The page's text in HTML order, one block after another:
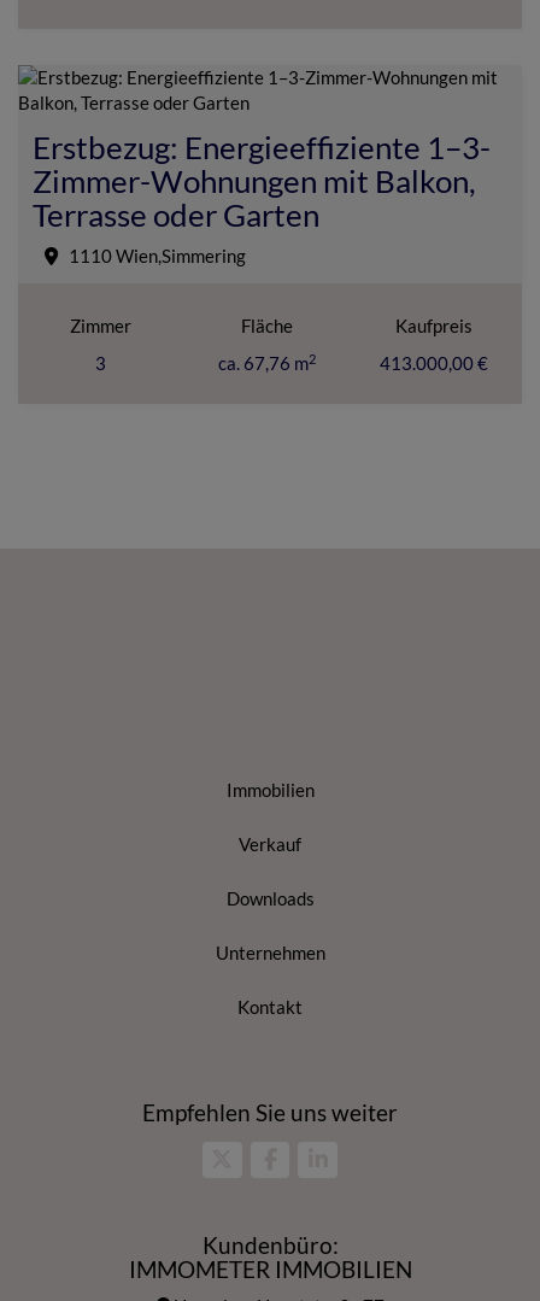
Erstbezug: Energieeffiziente 1–3-
Zimmer-Wohnungen mit Balkon,
Terrasse oder Garten
1110 Wien,Simmering
Zimmer
3
Fläche
ca. 67,76 m2
Kaufpreis
413.000,00 €
Immobilien
Verkauf
Downloads
Unternehmen
Kontakt
Empfehlen Sie uns weiter
Kundenbüro:
IMMOMETER IMMOBILIEN